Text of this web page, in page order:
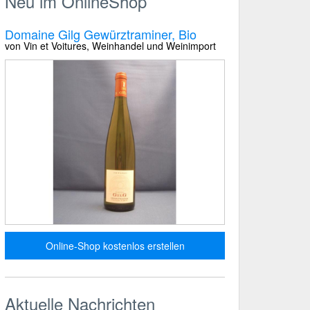
Domaine Gilg Gewürztraminer, Bio
von Vin et Voitures, Weinhandel und Weinimport
Online-Shop kostenlos erstellen
Aktuelle Nachrichten